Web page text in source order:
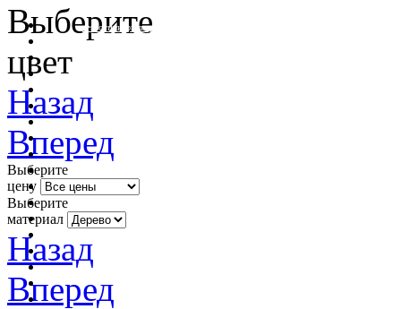
очистить фильтр цвета
Выберите
цвет
Назад
Вперед
Выберите
цену
Выберите
материал
Назад
Вперед